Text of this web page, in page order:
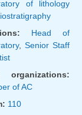
of lithology
Head of
, Senior Staff
organizations:
of AC
110